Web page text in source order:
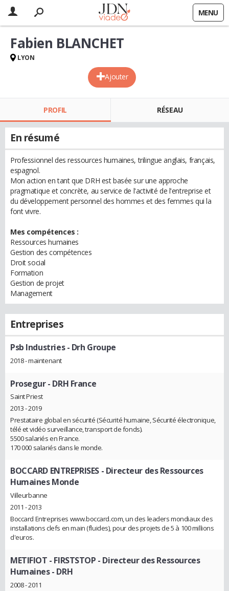
MENU
Ajouter
Fabien BLANCHET
LYON
PROFIL RÉSEAU
En résumé
Professionnel des ressources humaines, trilingue anglais, français,
espagnol.
Mon action en tant que DRH est basée sur une approche
pragmatique et concrète, au service de l'activité de l'entreprise et
du développement personnel des hommes et des femmes qui la
font vivre.
Mes compétences :
Ressources humaines
Gestion des compétences
Droit social
Formation
Gestion de projet
Management
Entreprises
Psb Industries- Drh Groupe
2018 - maintenant
Prosegur- DRH France
Saint Priest
2013 - 2019
Prestataire global en sécurité (Sécurité humaine, Sécurité électronique,
télé et vidéo surveillance, transport de fonds).
5500 salariés en France.
170 000 salariés dans le monde.
BOCCARD ENTREPRISES - Directeur des Ressources
Humaines Monde
Villeurbanne
2011 - 2013
Boccard Entreprises www.boccard.com, un des leaders mondiaux des
installations clefs en main (fluides), pour des projets de 5 à 100 millions
d'euros.
METIFIOT - FIRSTSTOP - Directeur des Ressources
Humaines - DRH
2008 - 2011